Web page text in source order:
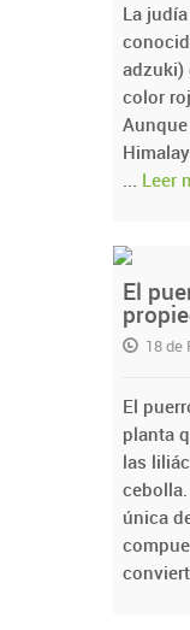
La
adzuki)
color
... Leer
El
18 de
El
planta
las
única